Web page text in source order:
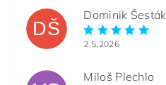
DŠ
Dominik Šesták
2.5.2026
Miloš Plechlo